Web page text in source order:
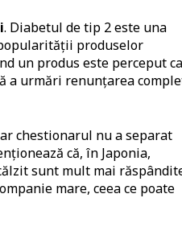
. Diabetul de tip 2 este una
produselor
un produs este perceput ca
a urmări renunțarea
chestionarul nu a separat
că, în Japonia,
sunt mult mai
mare, ceea ce poate